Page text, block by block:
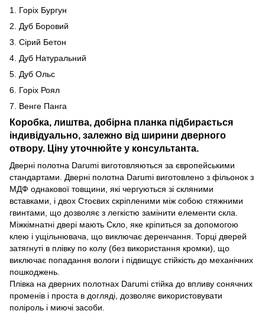
1. Горіх Бургун
2. Дуб Боровий
3. Сірий Бетон
4. Дуб Натуральний
5. Дуб Ольс
6. Горіх Роял
7. Венге Панга
Коробка, лиштва, добірна планка підбирається
індивідуально, залежно від ширини дверного
отвору. Ціну уточнюйте у консультанта.
Дверні полотна Darumi виготовляються за європейськими
стандартами. Дверні полотна Darumi виготовлено з фільонок з
МДФ однакової товщини, які чергуються зі скляними
вставками, і двох Стоєвих скріпленими між собою стяжними
гвинтами, що дозволяє з легкістю замінити елементи скла.
Міжкімнатні двері мають Скло, яке кріпиться за допомогою
клею і ущільнювача, що виключає деренчання. Торці дверей
затягнуті в плівку по колу (без використання кромки), що
виключає попадання вологи і підвищує стійкість до механічних
пошкоджень.
Плівка на дверних полотнах Darumi стійка до впливу сонячних
променів і проста в догляді, дозволяє використовувати
поліроль і миючі засоби.